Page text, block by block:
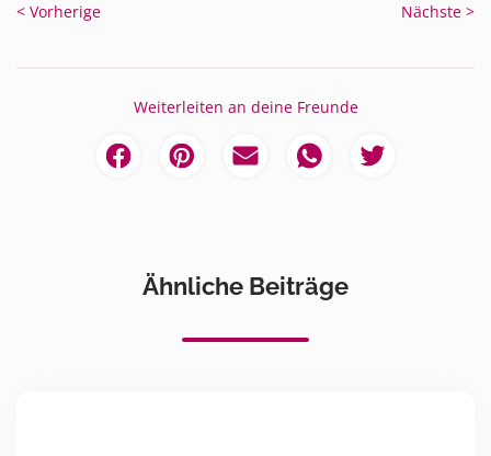
< Vorherige Nächste >
Weiterleiten an deine Freunde
Ähnliche Beiträge